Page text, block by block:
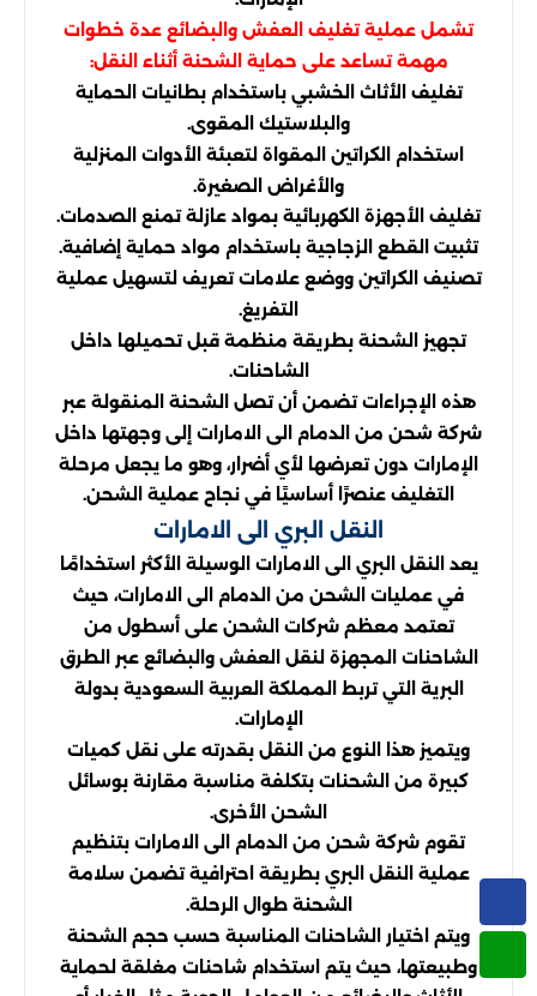
تشمل عملية تغليف العفش والبضائع عدة خطوات
مهمة تساعد على حماية الشحنة أثناء النقل:
تغليف الأثاث الخشبي باستخدام بطانيات الحماية
والبلاستيك المقوى.
استخدام الكراتين المقواة لتعبئة الأدوات المنزلية
والأغراض الصغيرة.
تغليف الأجهزة الكهربائية بمواد عازلة تمنع الصدمات.
تثبيت القطع الزجاجية باستخدام مواد حماية إضافية.
تصنيف الكراتين ووضع علامات تعريف لتسهيل عملية
التفريغ.
تجهيز الشحنة بطريقة منظمة قبل تحميلها داخل
الشاحنات.
هذه الإجراءات تضمن أن تصل الشحنة المنقولة عبر
شركة شحن من الدمام الى الامارات إلى وجهتها داخل
الإمارات دون تعرضها لأي أضرار، وهو ما يجعل مرحلة
التغليف عنصرًا أساسيًا في نجاح عملية الشحن.
النقل البري الى الامارات
يعد النقل البري الى الامارات الوسيلة الأكثر استخدامًا
في عمليات الشحن من الدمام الى الامارات، حيث
تعتمد معظم شركات الشحن على أسطول من
الشاحنات المجهزة لنقل العفش والبضائع عبر الطرق
البرية التي تربط المملكة العربية السعودية بدولة
الإمارات.
ويتميز هذا النوع من النقل بقدرته على نقل كميات
كبيرة من الشحنات بتكلفة مناسبة مقارنة بوسائل
الشحن الأخرى.
تقوم شركة شحن من الدمام الى الامارات بتنظيم
عملية النقل البري بطريقة احترافية تضمن سلامة
الشحنة طوال الرحلة.
ويتم اختيار الشاحنات المناسبة حسب حجم الشحنة
وطبيعتها، حيث يتم استخدام شاحنات مغلقة لحماية